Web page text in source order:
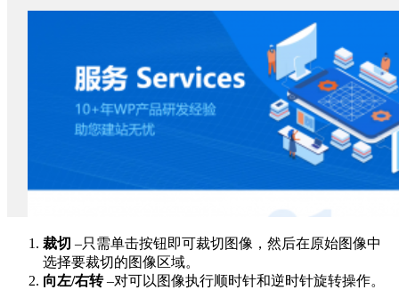
裁切 –只需单击按钮即可裁切图像，然后在原始图像中
选择要裁切的图像区域。
向左/右转–对可以图像执行顺时针和逆时针旋转操作。